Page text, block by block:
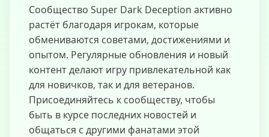
Сообщество Super Dark Deception активно
растёт благодаря игрокам, которые
обмениваются советами, достижениями и
опытом. Регулярные обновления и новый
контент делают игру привлекательной как
для новичков, так и для ветеранов.
Присоединяйтесь к сообществу, чтобы
быть в курсе последних новостей и
общаться с другими фанатами этой